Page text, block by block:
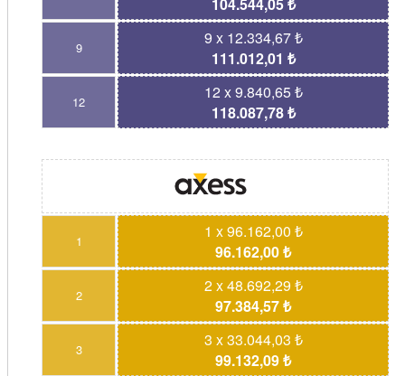
104.544,05 ₺
9
9 x 12.334,67 ₺
111.012,01 ₺
12
12 x 9.840,65 ₺
118.087,78 ₺
1
1 x 96.162,00 ₺
96.162,00 ₺
2
2 x 48.692,29 ₺
97.384,57 ₺
3
3 x 33.044,03 ₺
99.132,09 ₺